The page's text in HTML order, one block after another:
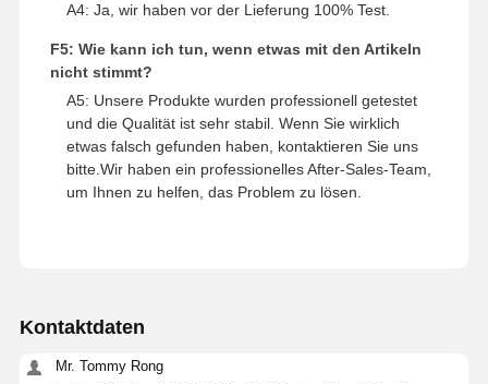
A4: Ja, wir haben vor der Lieferung 100% Test.
F5: Wie kann ich tun, wenn etwas mit den Artikeln
nicht stimmt?
A5: Unsere Produkte wurden professionell getestet
und die Qualität ist sehr stabil. Wenn Sie wirklich
etwas falsch gefunden haben, kontaktieren Sie uns
bitte.Wir haben ein professionelles After-Sales-Team,
um Ihnen zu helfen, das Problem zu lösen.
Kontaktdaten
Mr. Tommy Rong